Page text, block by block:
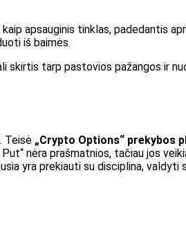
apsauginis tinklas, padedantis
iš baimės.
skirtis tarp pastovios pažangos ir
Teisė „Crypto Options“ prekybos
nėra prašmatnios, tačiau jos
yra prekiauti su disciplina,